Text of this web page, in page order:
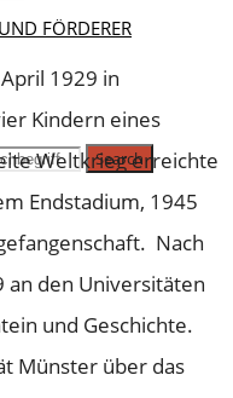
FÖRDERER
Search
1929 in
Kindern eines
Weltkrieg erreichte
Endstadium, 1945
Nach
den Universitäten
und Geschichte.
Münster über das